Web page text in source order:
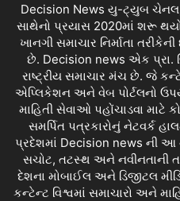
Decision News યુ-ટ્યુબ
સાથેનો પ્રયાસ 2020માં શરૂ
ખાનગી સમાચાર નિર્માતા
છે. Decision news એક પ્રા.
રાષ્ટ્રીય સમાચાર મંચ છે. જે
એપ્લિકેશન અને વેબ પોર્ટલનો
માહિતી સેવાઓ પહોંચાડવા માટે
સમર્પિત પત્રકારોનું નેટવર્ક
પ્રદેશમાં Decision news ની આ
સચોટ, તટસ્થ અને નવીનતાની
દેશના મોબાઈલ અને ડિજીટલ
કન્ટેન્ટ વિશ્વમાં સમાચારો અને